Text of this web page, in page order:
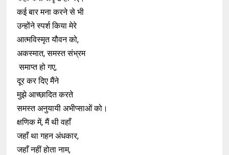
कई बार मना करने से भी
उन्होंने स्पर्श किया मेरे
आत्मविस्मृत यौवन को,
अकस्मात, समस्त संभ्रम
समाप्त हो गए,
दूर कर दिए मैंने
मुझे आच्छादित करते
समस्त अनुयायी अभीप्साओं को।
क्षणिक में, मैं थी वहाँ
जहाँ था गहन अंधकार,
जहाँ नहीं होता नाम,